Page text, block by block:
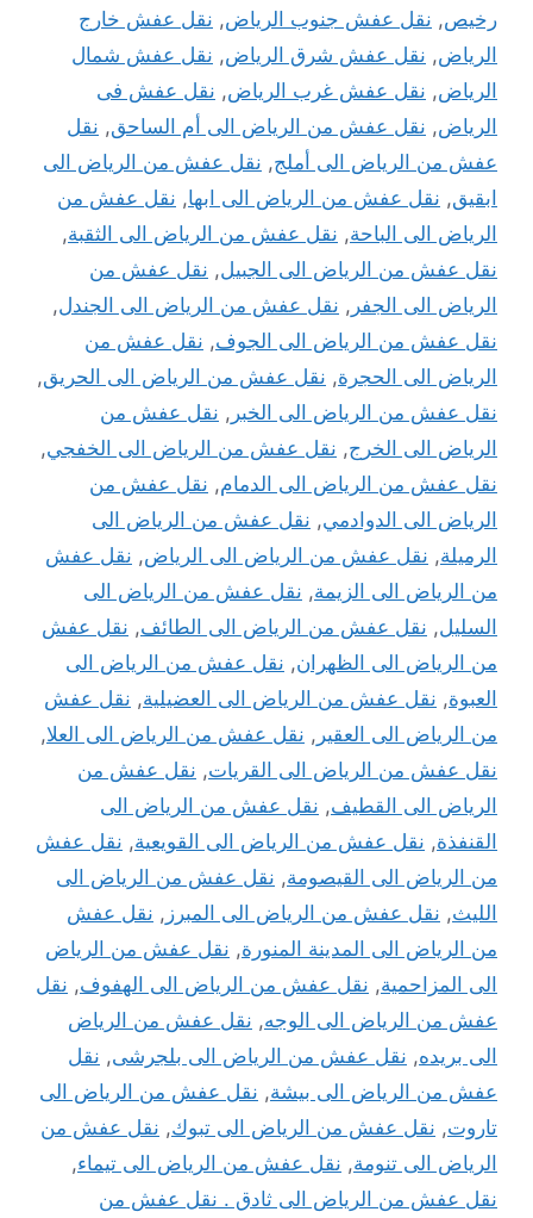
رخيص, نقل عفش جنوب الرياض, نقل عفش خارج
الرياض, نقل عفش شرق الرياض, نقل عفش شمال
الرياض, نقل عفش غرب الرياض, نقل عفش فى
الرياض, نقل عفش من الرياض الى أم الساحق, نقل
عفش من الرياض الى أملج, نقل عفش من الرياض الى
ابقيق, نقل عفش من الرياض الى ابها, نقل عفش من
الرياض الى الباحة, نقل عفش من الرياض الى الثقبة,
نقل عفش من الرياض الى الجبيل, نقل عفش من
الرياض الى الجفر , نقل عفش من الرياض الى الجندل,
نقل عفش من الرياض الى الجوف, نقل عفش من
الرياض الى الحجرة, نقل عفش من الرياض الى الحريق,
نقل عفش من الرياض الى الخبر , نقل عفش من
الرياض الى الخرج, نقل عفش من الرياض الى الخفجي,
نقل عفش من الرياض الى الدمام, نقل عفش من
الرياض الى الدوادمي, نقل عفش من الرياض الى
الرميلة, نقل عفش من الرياض الى الرياض, نقل عفش
من الرياض الى الزيمة, نقل عفش من الرياض الى
السليل, نقل عفش من الرياض الى الطائف, نقل عفش
من الرياض الى الظهران, نقل عفش من الرياض الى
العبوة, نقل عفش من الرياض الى العضيلية, نقل عفش
من الرياض الى العقير , نقل عفش من الرياض الى العلا,
نقل عفش من الرياض الى القريات, نقل عفش من
الرياض الى القطيف, نقل عفش من الرياض الى
القنفذة, نقل عفش من الرياض الى القويعية, نقل عفش
من الرياض الى القيصومة, نقل عفش من الرياض الى
الليث, نقل عفش من الرياض الى المبرز , نقل عفش
من الرياض الى المدينة المنورة, نقل عفش من الرياض
الى المزاحمية, نقل عفش من الرياض الى الهفوف, نقل
عفش من الرياض الى الوجه, نقل عفش من الرياض
الى بريده, نقل عفش من الرياض الى بلجرشى, نقل
عفش من الرياض الى بيشة, نقل عفش من الرياض الى
تاروت, نقل عفش من الرياض الى تبوك, نقل عفش من
الرياض الى تنومة, نقل عفش من الرياض الى تيماء,
نقل عفش من الرياض الى ثادق . نقل عفش من